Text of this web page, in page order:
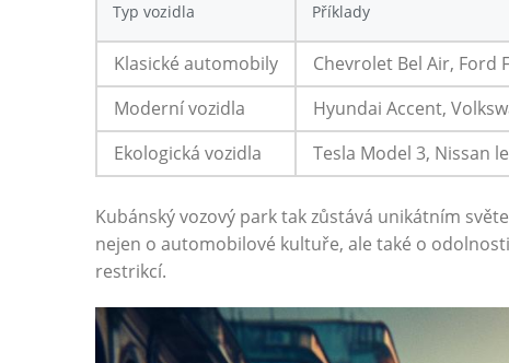
Typ vozidla Příklady
Klasické ‍automobily Chevrolet Bel Air, Ford
Moderní vozidla
Hyundai Accent,
Ekologická vozidla
Tesla Model 3, Nissan
Kubánský ⁢vozový park tak⁤ zůstává‌ unikátním​
nejen​ o automobilové ⁣kultuře, ale také o
restrikcí.